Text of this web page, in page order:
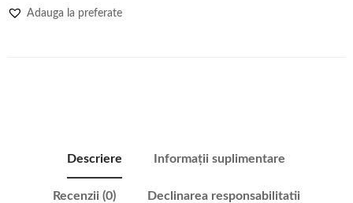
Adauga la preferate
Descriere Informații suplimentare
Recenzii (0) Declinarea responsabilitatii